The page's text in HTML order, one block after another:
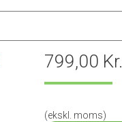
799,00 Kr.
(ekskl. moms)